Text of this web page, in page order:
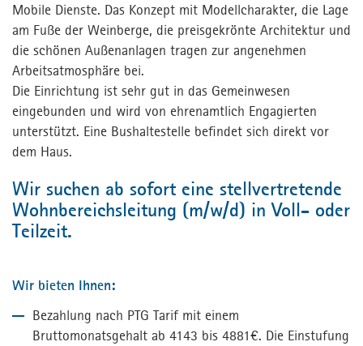
Wohlfahrtswerk.de
Kontakt
Kontakt
Jetzt bewerben
Interner Bereich
Mobile Dienste. Das Konzept mit Modellcharakter, die Lage
am Fuße der Weinberge, die preisgekrönte Architektur und
die schönen Außenanlagen tragen zur angenehmen
Arbeitsatmosphäre bei.
Die Einrichtung ist sehr gut in das Gemeinwesen
eingebunden und wird von ehrenamtlich Engagierten
unterstützt. Eine Bushaltestelle befindet sich direkt vor
dem Haus.
Wir suchen ab sofort eine stellvertretende
Wohnbereichsleitung (m/w/d) in Voll- oder
Teilzeit.
Wir bieten Ihnen:
Bezahlung nach PTG Tarif mit einem
Bruttomonatsgehalt ab 4143 bis 4881€. Die Einstufung